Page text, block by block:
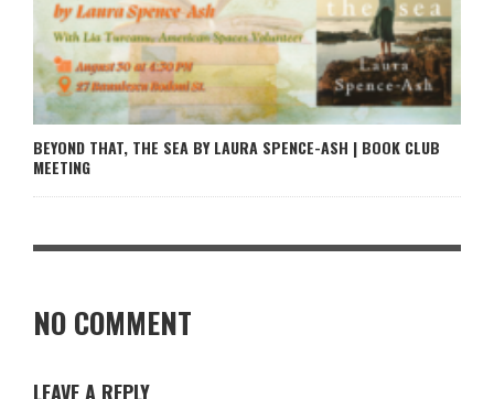
BEYOND THAT, THE SEA BY LAURA SPENCE-ASH | BOOK CLUB
MEETING
NO COMMENT
LEAVE A REPLY